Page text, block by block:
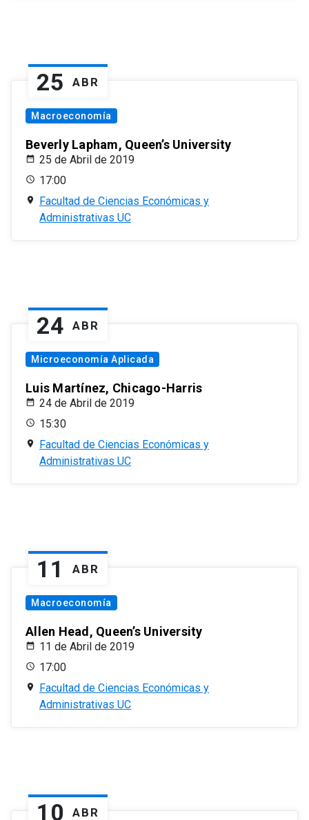
25 ABR
Macroeconomía
Beverly Lapham, Queen’s University
25 de Abril de 2019
17:00
Facultad de Ciencias Económicas y
Administrativas UC
24 ABR
Microeconomía Aplicada
Luis Martínez, Chicago-Harris
24 de Abril de 2019
15:30
Facultad de Ciencias Económicas y
Administrativas UC
11 ABR
Macroeconomía
Allen Head, Queen’s University
11 de Abril de 2019
17:00
Facultad de Ciencias Económicas y
Administrativas UC
10 ABR